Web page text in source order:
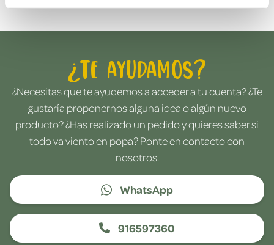
¿Te ayudamos?
¿Necesitas que te ayudemos a acceder a tu cuenta? ¿Te
gustaría proponernos alguna idea o algún nuevo
producto? ¿Has realizado un pedido y quieres saber si
todo va viento en popa? Ponte en contacto con
nosotros.
WhatsApp
916597360